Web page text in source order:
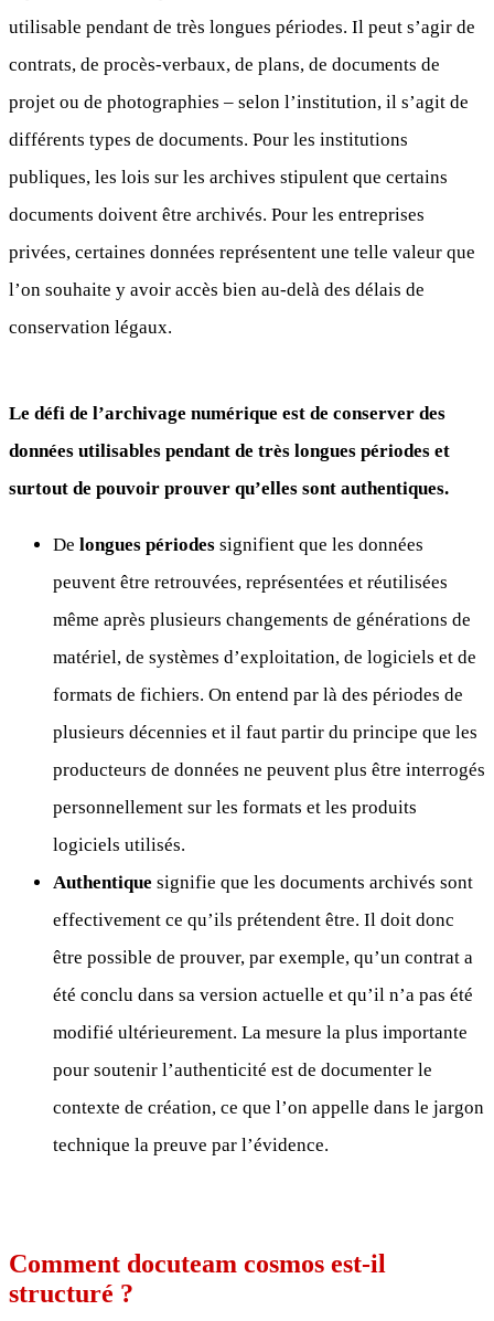
utilisable pendant de très longues périodes. Il peut s’agir de
contrats, de procès-verbaux, de plans, de documents de
projet ou de photographies – selon l’institution, il s’agit de
différents types de documents. Pour les institutions
publiques, les lois sur les archives stipulent que certains
documents doivent être archivés. Pour les entreprises
privées, certaines données représentent une telle valeur que
l’on souhaite y avoir accès bien au-delà des délais de
conservation légaux.
Le défi de l’archivage numérique est de conserver des
données utilisables pendant de très longues périodes et
surtout de pouvoir prouver qu’elles sont authentiques.
De longues périodes signifient que les données
peuvent être retrouvées, représentées et réutilisées
même après plusieurs changements de générations de
matériel, de systèmes d’exploitation, de logiciels et de
formats de fichiers. On entend par là des périodes de
plusieurs décennies et il faut partir du principe que les
producteurs de données ne peuvent plus être interrogés
personnellement sur les formats et les produits
logiciels utilisés.
Authentique signifie que les documents archivés sont
effectivement ce qu’ils prétendent être. Il doit donc
être possible de prouver, par exemple, qu’un contrat a
été conclu dans sa version actuelle et qu’il n’a pas été
modifié ultérieurement. La mesure la plus importante
pour soutenir l’authenticité est de documenter le
contexte de création, ce que l’on appelle dans le jargon
technique la preuve par l’évidence.
Comment docuteam cosmos est-il
structuré ?